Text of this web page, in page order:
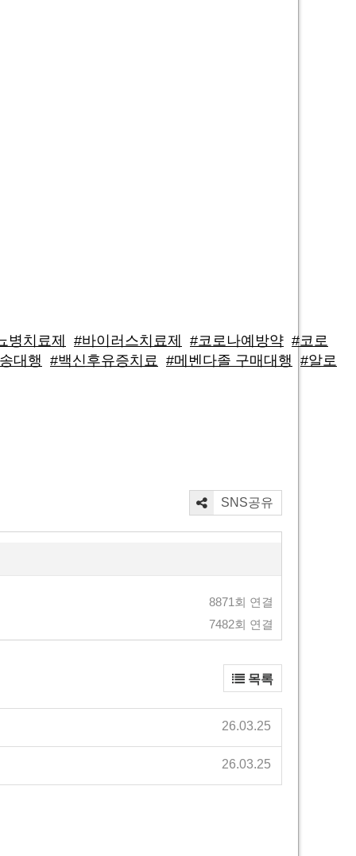
병치료제 #바이러스치료제 #코로나예방약 #코로
대행 #백신후유증치료 #메벤다졸 구매대행 #알로
SNS공유
8871회 연결
7482회 연결
목록
26.03.25
26.03.25